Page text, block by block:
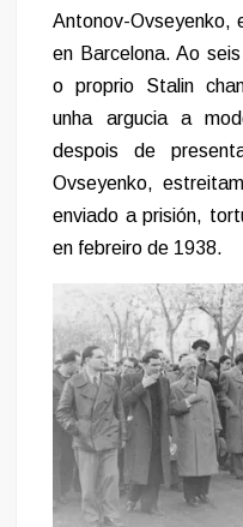
Antonov-Ovseyenko,
en Barcelona. Ao
o proprio Stalin
unha argucia a
despois de
Ovseyenko,
enviado a prisión,
en febreiro de 1938.